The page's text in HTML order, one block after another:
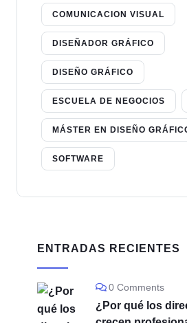
COMUNICACION VISUAL
DISEÑADOR GRÁFICO
DISEÑO GRÁFICO
ESCUELA DE NEGOCIOS
MÁSTER EN DISEÑO
SOFTWARE
ENTRADAS RECIENTES
0 Comments
¿Por qué los